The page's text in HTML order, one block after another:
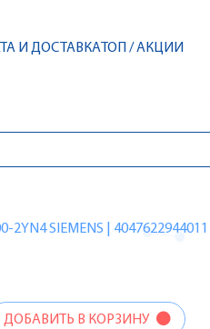
И ДОСТАВКАТОП / АКЦИИ
2YN4 SIEMENS | 4047622944011
ДОБАВИТЬ В КОРЗИНУ